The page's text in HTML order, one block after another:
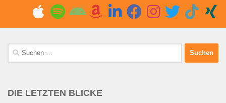
Suchen
nach:
DIE LETZTEN BLICKE